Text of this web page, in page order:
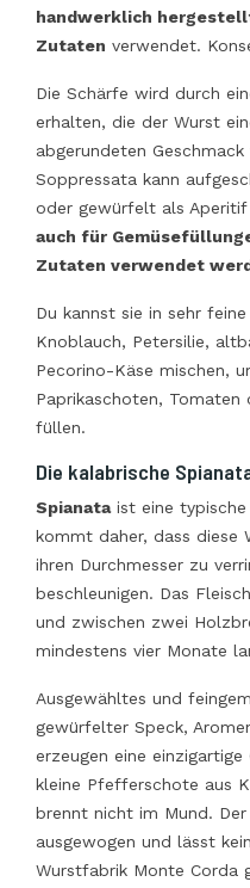
handwerklich
Zutaten verwendet.
Die Schärfe wird durch
erhalten, die der Wurst
abgerundeten
Soppressata kann
oder gewürfelt als Aperitif
auch für
Zutaten verwendet
Du kannst sie in sehr
Knoblauch, Petersilie,
Pecorino-Käse mischen,
Paprikaschoten, Tomaten
füllen.
Die kalabrische
Spianataist eine typische
kommt daher, dass diese
ihren Durchmesser zu
beschleunigen. Das
und zwischen zwei
mindestens vier Monate
Ausgewähltes und
gewürfelter Speck,
erzeugen eine einzigartige
kleine Pfefferschote aus
brennt nicht im Mund.
ausgewogen und lässt
Wurstfabrik Monte Corda